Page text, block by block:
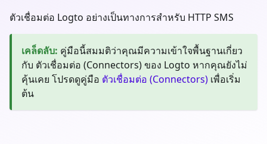
ตัวเชื่อมต่อ Logto อย่างเป็นทางการสำหรับ HTTP SMS
เคล็ดลับ: คู่มือนี้สมมติว่าคุณมีความเข้าใจพื้นฐานเกี่ยว
กับ ตัวเชื่อมต่อ (Connectors) ของ Logto หากคุณยังไม่
คุ้นเคย โปรดดูคู่มือ ตัวเชื่อมต่อ (Connectors) เพื่อเริ่ม
ต้น